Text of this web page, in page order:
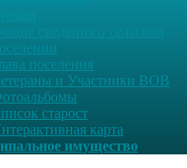
поселения
и Участники ВОВ
старост
карта
имущество